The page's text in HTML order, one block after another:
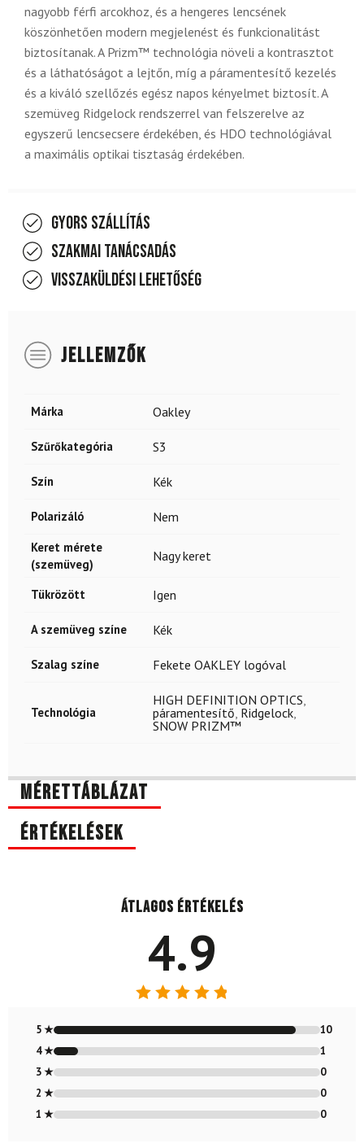
nagyobb férfi arcokhoz, és a hengeres lencsének
köszönhetően modern megjelenést és funkcionalitást
biztosítanak. A Prizm™ technológia növeli a kontrasztot
és a láthatóságot a lejtőn, míg a páramentesítő kezelés
és a kiváló szellőzés egész napos kényelmet biztosít. A
szemüveg Ridgelock rendszerrel van felszerelve az
egyszerű lencsecsere érdekében, és HDO technológiával
a maximális optikai tisztaság érdekében.
Gyors szállítás
Szakmai tanácsadás
Visszaküldési lehetőség
JELLEMZŐK
Márka Oakley
Szűrőkategória S3
Szín Kék
Polarizáló Nem
Keret mérete
(szemüveg)
Nagy keret
Tükrözött Igen
A szemüveg színe Kék
Szalag színe Fekete OAKLEY logóval
Technológia
HIGH DEFINITION OPTICS
páramentesítő Ridgelock
SNOW PRIZM™
Mérettáblázat
Értékelések
Átlagos értékelés
4.9
4.91/ 5
5 ★
10
4 ★
1
3 ★
0
2 ★
0
1 ★
0